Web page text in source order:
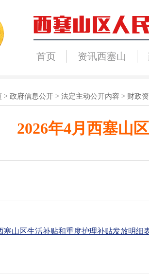
首页 资讯西塞山
> 政府信息公开 > 法定主动公开内容 > 财政
2026年4月西塞山
塞山区生活补贴和重度护理补贴发放明细